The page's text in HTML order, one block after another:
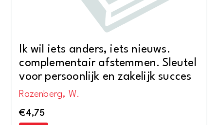
Ik wil iets anders, iets nieuws.
complementair afstemmen. Sleutel
voor persoonlijk en zakelijk succes
Razenberg, W.
€4,75